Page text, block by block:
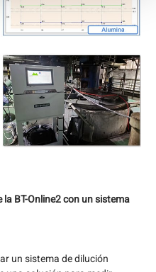
BT-Online2 con un sistema
un sistema de dilución